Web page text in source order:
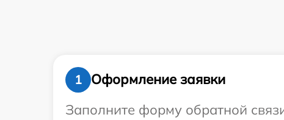
1
Оформление заявки
Заполните форму обратной